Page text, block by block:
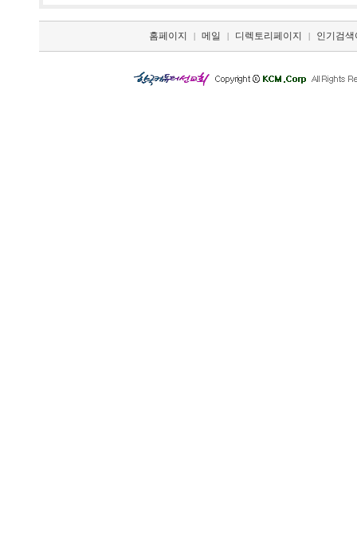
홈페이지 | 메일 | 디렉토리페이지 | 인기검색